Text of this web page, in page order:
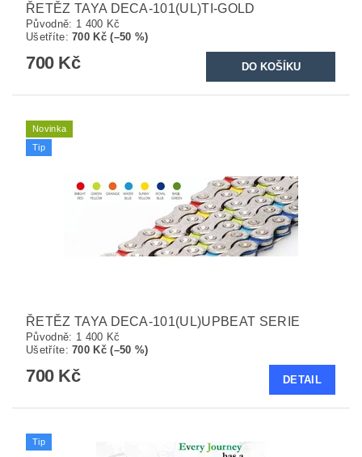
ŘETĚZ TAYA DECA-101(UL)TI-GOLD
Původně: 1 400 Kč
Ušetříte:700 Kč (–50 %)
700 Kč
Novinka
Tip
ŘETĚZ TAYA DECA-101(UL)UPBEAT SERIE
Původně: 1 400 Kč
Ušetříte:700 Kč (–50 %)
700 Kč DETAIL
Tip